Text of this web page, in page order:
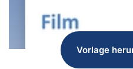
Vorlage